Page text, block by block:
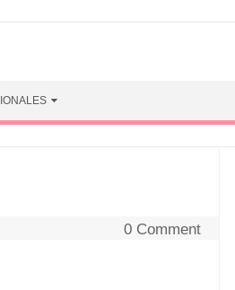
0 Comment